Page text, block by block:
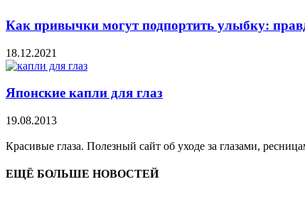
Как привычки могут подпортить улыбку:
18.12.2021
Японские капли для глаз
19.08.2013
Красивые глаза. Полезный сайт об уходе за глазами,
ЕЩЁ БОЛЬШЕ НОВОСТЕЙ